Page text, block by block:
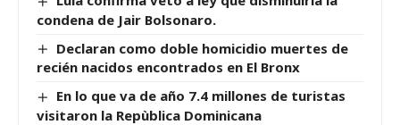
condena de Jair Bolsonaro.
Declaran como doble homicidio muertes de
recién nacidos encontrados en El Bronx
En lo que va de año 7.4 millones de turistas
visitaron la Repùblica Dominicana